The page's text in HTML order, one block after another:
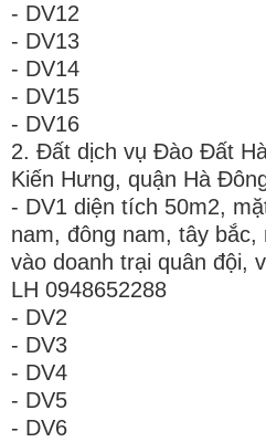
- DV12
- DV13
- DV14
- DV15
- DV16
2. Đất dịch vụ Đào Đất
Kiến Hưng, quận Hà
- DV1 diện tích 50m2,
nam, đông nam, tây
vào doanh trại quân đội,
LH 0948652288
- DV2
- DV3
- DV4
- DV5
- DV6